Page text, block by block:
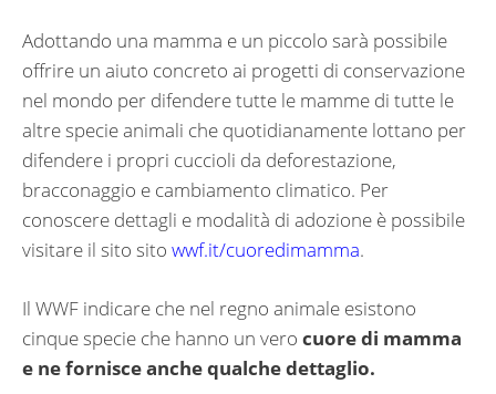
Adottando una mamma e un piccolo sarà possibile
offrire un aiuto concreto ai progetti di conservazione
nel mondo per difendere tutte le mamme di tutte le
altre specie animali che quotidianamente lottano per
difendere i propri cuccioli da deforestazione,
bracconaggio e cambiamento climatico. Per
conoscere dettagli e modalità di adozione è possibile
visitare il sito sito wwf.it/cuoredimamma.
Il WWF indicare che nel regno animale esistono
cinque specie che hanno un vero cuore di mamma
e ne fornisce anche qualche dettaglio.